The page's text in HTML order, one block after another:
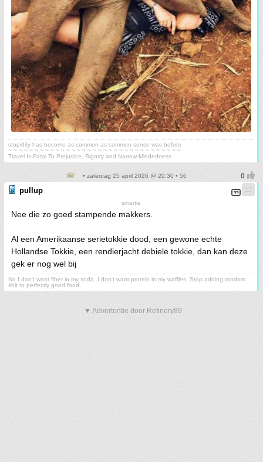
stupidity has become as common as common sense was before
~ ~ ~ ~ ~ ~ ~ ~ ~ ~ ~ ~ ~ ~ ~ ~ ~ ~ ~ ~ ~ ~ ~ ~ ~ ~ ~ ~ ~ ~ ~ ~ ~
Travel Is Fatal To Prejudice, Bigotry and Narrow-Mindedness
• zaterdag 25 april 2026 @ 20:30 • 56
pullup
smartie
Nee die zo goed stampende makkers.
Al een Amerikaanse serietokkie dood, een gewone echte
Hollandse Tokkie, een rendierjacht debiele tokkie, dan kan deze
gek er nog wel bij
No I don't want fiber in my soda. I don't want protein in my waffles. Stop adding random
shit to perfectly good food.
▼ Advertentie door Refinery89